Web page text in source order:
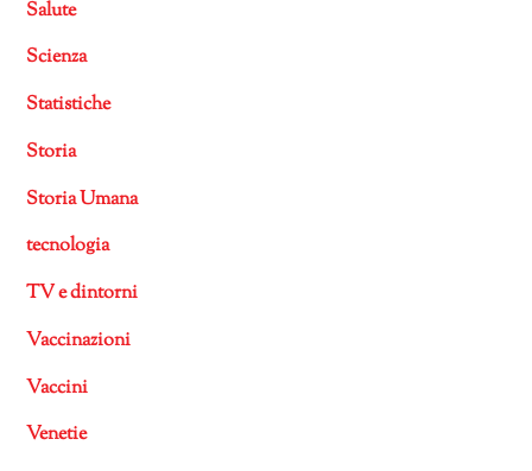
Salute
Scienza
Statistiche
Storia
Storia Umana
tecnologia
TV e dintorni
Vaccinazioni
Vaccini
Venetie